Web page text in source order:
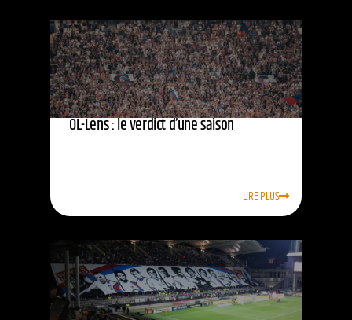
OL-Lens : le verdict d’une saison
LIRE PLUS